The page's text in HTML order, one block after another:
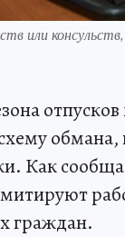
или
Как
граждан.